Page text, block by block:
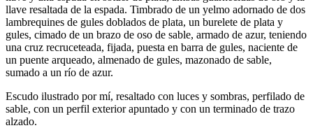
llave resaltada de la espada. Timbrado de un yelmo adornado de dos
lambrequines de gules doblados de plata, un burelete de plata y
gules, cimado de un brazo de oso de sable, armado de azur, teniendo
una cruz recruceteada, fijada, puesta en barra de gules, naciente de
un puente arqueado, almenado de gules, mazonado de sable,
sumado a un río de azur.
Escudo ilustrado por mí, resaltado con luces y sombras, perfilado de
sable, con un perfil exterior apuntado y con un terminado de trazo
alzado.